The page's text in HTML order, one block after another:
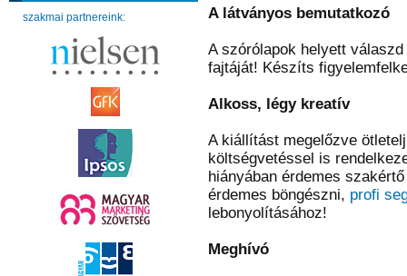
szakmai partnereink: A látványos bemutatkozó
A szórólapok helyett
fajtáját! Készíts
Alkoss, légy kreatív
A kiállítást megelőzve
költségvetéssel is
hiányában érdemes
érdemes böngészni, profi
lebonyolításához!
Meghívó